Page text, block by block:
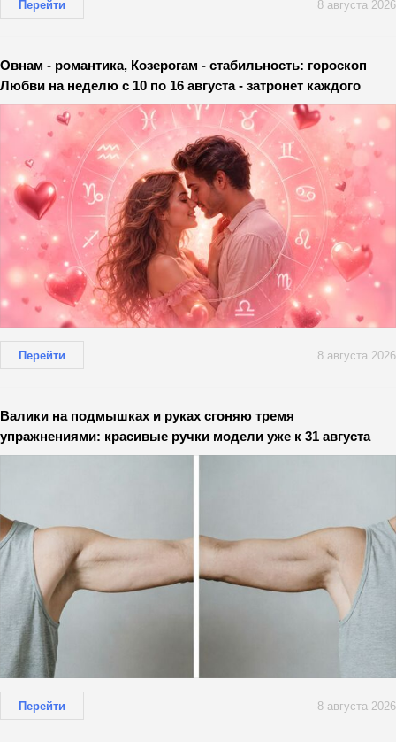
Перейти 8 августа 2026
Овнам - романтика, Козерогам - стабильность: гороскоп
Любви на неделю с 10 по 16 августа - затронет каждого
Перейти 8 августа 2026
Валики на подмышках и руках сгоняю тремя
упражнениями: красивые ручки модели уже к 31 августа
Перейти 8 августа 2026